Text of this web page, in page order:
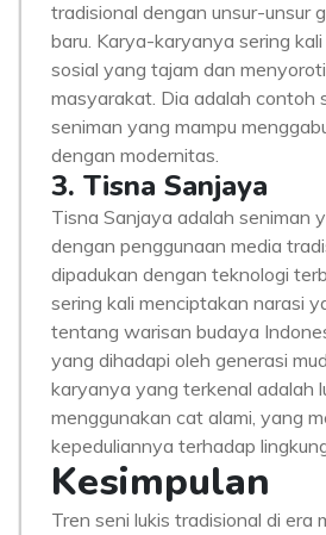
tradisional dengan unsur-unsur
baru. Karya-karyanya sering
sosial yang tajam dan
masyarakat. Dia adalah contoh
seniman yang mampu
dengan modernitas.
3. Tisna Sanjaya
Tisna Sanjaya adalah seniman
dengan penggunaan media
dipadukan dengan teknologi
sering kali menciptakan narasi
tentang warisan budaya
yang dihadapi oleh generasi
karyanya yang terkenal adalah
menggunakan cat alami, yang
kepeduliannya terhadap
Kesimpulan
Tren seni lukis tradisional di era